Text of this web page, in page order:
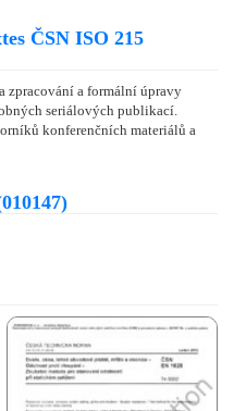
ČSN ISO 215
zpracování a formální úpravy
seriálových publikací.
konferenčních materiálů a